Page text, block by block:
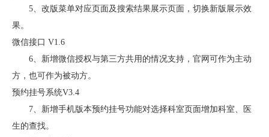
5、改版菜单对应页面及搜索结果展示页面，切换新版展示效
果。
微信接口 V1.6
6、新增微信授权与第三方共用的情况支持，官网可作为主动
方，也可作为被动方。
预约挂号系统V3.4
7、新增手机版本预约挂号功能对选择科室页面增加科室、医
生的查找。